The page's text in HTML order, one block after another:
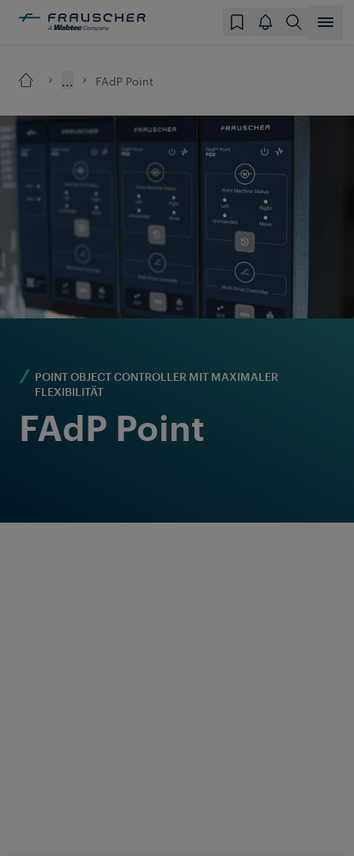
... FAdP Point
POINT OBJECT CONTROLLER MIT MAXIMALER
FLEXIBILITÄT
FAdP Point